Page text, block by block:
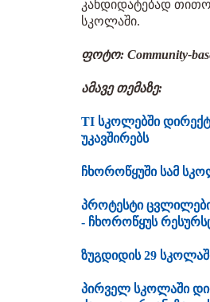
კანდიდატებად
სკოლაში.
ფოტო: Community-
ამავე თემაზე:
TI სკოლებში
უკავშირებს
ჩხოროწყუში სამ
პროტესტი
- ჩხოროწყუს
ზუგდიდის 29
პირველ სკოლაში